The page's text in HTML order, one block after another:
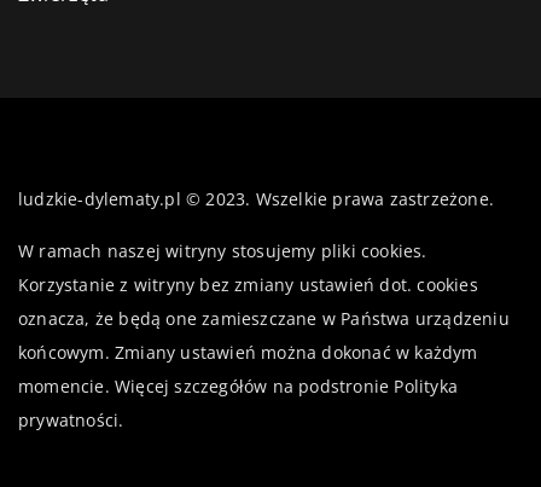
ludzkie-dylematy.pl © 2023. Wszelkie prawa zastrzeżone.
W ramach naszej witryny stosujemy pliki cookies.
Korzystanie z witryny bez zmiany ustawień dot. cookies
oznacza, że będą one zamieszczane w Państwa urządzeniu
końcowym. Zmiany ustawień można dokonać w każdym
momencie. Więcej szczegółów na podstronie Polityka
prywatności.